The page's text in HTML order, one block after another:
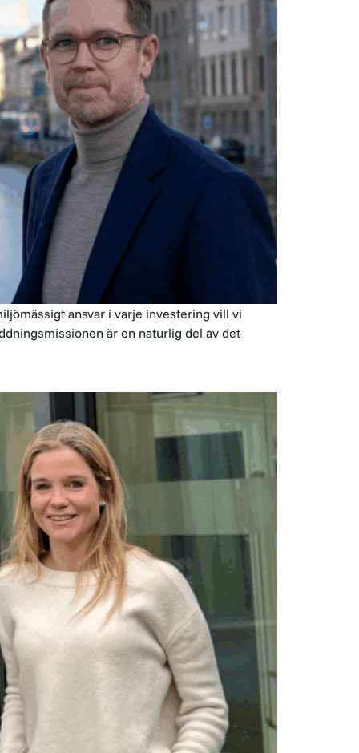
ansvar i varje investering vill vi
är en naturlig del av det